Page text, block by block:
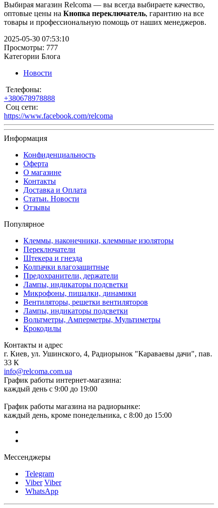
Выбирая магазин Relcoma — вы всегда выбираете качество,
оптовые цены на Кнопка переключатель, гарантию на все
товары и профессиональную помощь от наших менеджеров.
2025-05-30 07:53:10
Просмотры: 777
Категории Блога
Новости
Телефоны:
+380678978888
Соц сети:
https://www.facebook.com/relcoma
Информация
Конфиденциальность
Оферта
О магазине
Контакты
Доставка и Оплата
Статьи. Новости
Отзывы
Популярное
Клеммы, наконечники, клеммные изоляторы
Переключатели
Штекера и гнезда
Колпачки влагозащитные
Предохранители, держатели
Лампы, индикаторы подсветки
Микрофоны, пищалки, динамики
Вентиляторы, решетки вентиляторов
Лампы, индикаторы подсветки
Вольтметры, Амперметры, Мультиметры
Крокодилы
Контакты и адрес
г. Киев, ул. Ушинского, 4, Радиорынок "Караваевы дачи", пав.
33 К
info@relcoma.com.ua
График работы интернет-магазина:
каждый день с 9:00 до 19:00
График работы магазина на радиорынке:
каждый день, кроме понедельника, с 8:00 до 15:00
Мессенджеры
Telegram
Viber Viber
WhatsApp